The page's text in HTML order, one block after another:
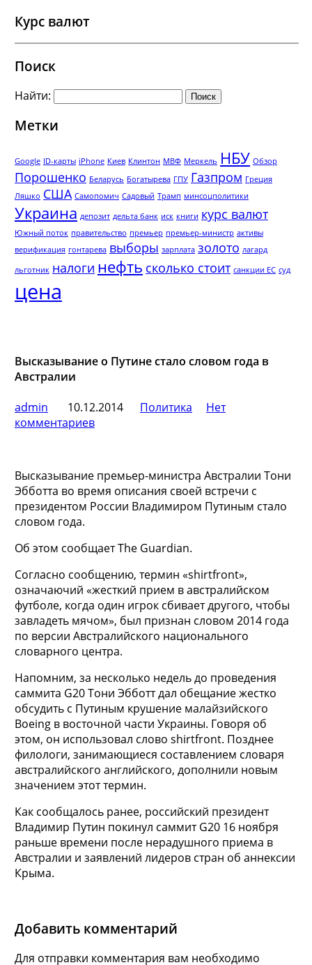
Курс валют
Поиск
Найти:
Метки
Google ID-карты iPhone Киев Клинтон МВФ Меркель НБУ Обзор
Порошенко Беларусь Богатырева ГПУ Газпром Греция
Ляшко США Самопомич Садовый Трамп минсоцполитики
Украина депозит дельта банк иск книги курс валют
Южный поток правительство премьер премьер-министр активы
верификация гонтарева выборы зарплата золото лагард
льготник налоги нефть сколько стоит санкции ЕС суд
цена
Высказывание о Путине стало словом года в
Австралии
admin
10.12.2014 Политика
Нет
комментариев
Высказывание премьер-министра Австралии Тони
Эбботта во время описания своей встречи с
президентом России Владимиром Путиным стало
словом года.
Об этом сообщает The Guardian.
Согласно сообщению, термин «shirtfront»,
означаючий «жесткий прием в австралийском
футболе, когда один игрок сбивает другого, чтобы
завладеть мячом», был признан словом 2014 года
по версии Австралийского национального
словарного центра.
Напомним, за несколько недель до проведения
саммита G20 Тони Эбботт дал обещание жестко
обсудить с Путиным крушение малайзийского
Boeing в восточной части Украины. Говоря об
этом, он использовал слово shirtfront. Позднее
филологи, занимающиеся составлением словаря
австралийского английского, дополнили новым
значением этот термин.
Как сообщалось ранее, российский президент
Владимир Путин покинул саммит G20 16 ноября
раньше времени после нерадушного приема в
Австралии и заявлений лидеров стран об аннексии
Крыма.
Добавить комментарий
Для отправки комментария вам необходимо